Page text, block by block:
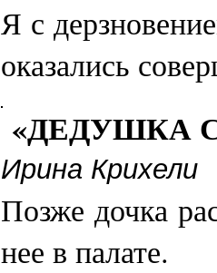
Я с
оказались
«ДЕДУШКА
Ирина Крихели
Позже дочка
нее в палате.